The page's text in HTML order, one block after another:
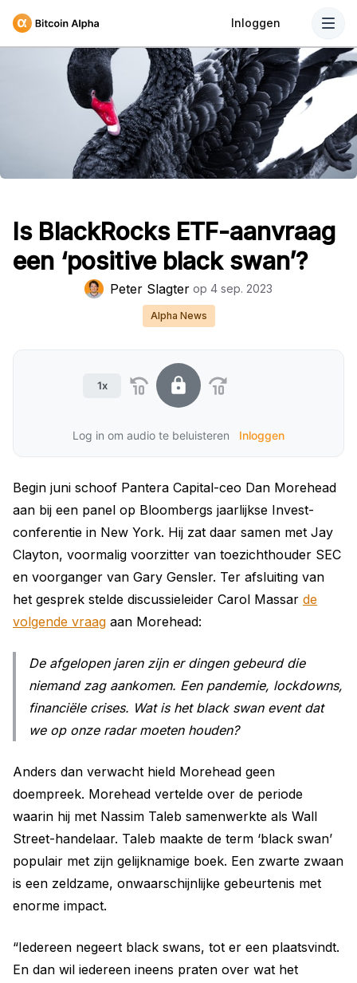
Inloggen
Is BlackRocks ETF-aanvraag
een ‘positive black swan’?
Peter Slagter op 4 sep. 2023
Alpha News
1x
Log in om audio te beluisteren Inloggen
Begin juni schoof Pantera Capital-ceo Dan Morehead
aan bij een panel op Bloombergs jaarlijkse Invest-
conferentie in New York. Hij zat daar samen met Jay
Clayton, voormalig voorzitter van toezichthouder SEC
en voorganger van Gary Gensler. Ter afsluiting van
het gesprek stelde discussieleider Carol Massar de
volgende vraag aan Morehead:
De afgelopen jaren zijn er dingen gebeurd die
niemand zag aankomen. Een pandemie, lockdowns,
financiële crises. Wat is het black swan eventdat
we op onze radar moeten houden?
Anders dan verwacht hield Morehead geen
doempreek. Morehead vertelde over de periode
waarin hij met Nassim Taleb samenwerkte als Wall
Street-handelaar. Taleb maakte de term ‘black swan’
populair met zijn gelijknamige boek. Een zwarte zwaan
is een zeldzame, onwaarschijnlijke gebeurtenis met
enorme impact.
“Iedereen negeert black swans, tot er een plaatsvindt.
En dan wil iedereen ineens praten over wat het